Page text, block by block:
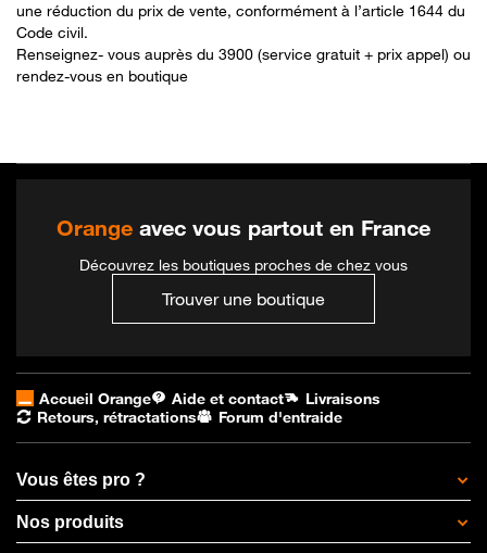
une réduction du prix de vente, conformément à l’article 1644 du
Code civil.
Renseignez- vous auprès du 3900 (service gratuit + prix appel) ou
rendez-vous en boutique